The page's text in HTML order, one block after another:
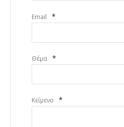
Email *
Θέμα *
Κείμενο *